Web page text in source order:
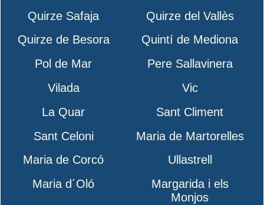
Quirze Safaja
Quirze del Vallès
Quirze de Besora
Quintí de Mediona
Pol de Mar
Pere Sallavinera
Vilada
Vic
La Quar
Sant Climent
Sant Celoni
Maria de Martorelles
Maria de Corcó
Ullastrell
Maria d´Oló
Margarida i els
Monjos